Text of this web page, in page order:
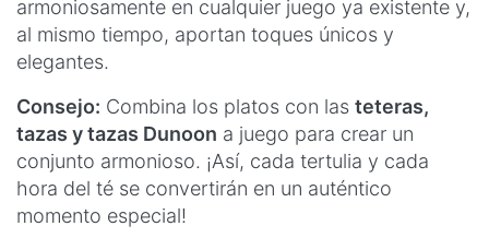
armoniosamente en cualquier juego ya existente y,
al mismo tiempo, aportan toques únicos y
elegantes.
Consejo: Combina los platos con las teteras,
tazas y tazas Dunoon a juego para crear un
conjunto armonioso. ¡Así, cada tertulia y cada
hora del té se convertirán en un auténtico
momento especial!